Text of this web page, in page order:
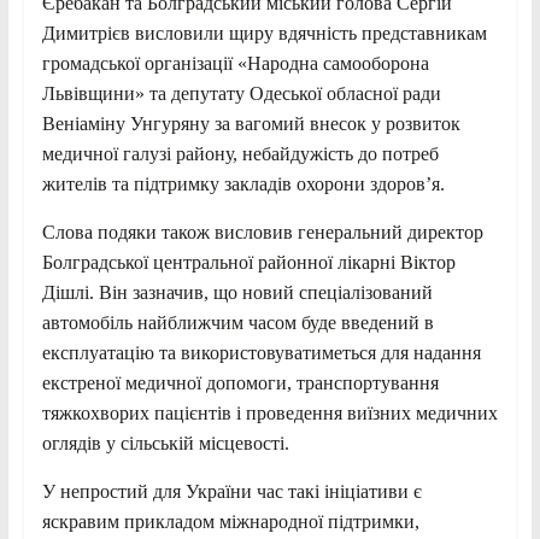
Димитрієв висловили щиру вдячність представникам
громадської організації «Народна самооборона
Львівщини» та депутату Одеської обласної ради
Веніаміну Унгуряну за вагомий внесок у розвиток
медичної галузі району, небайдужість до потреб
жителів та підтримку закладів охорони здоров’я.
Слова подяки також висловив генеральний директор
Болградської центральної районної лікарні Віктор
Дішлі. Він зазначив, що новий спеціалізований
автомобіль найближчим часом буде введений в
експлуатацію та використовуватиметься для надання
екстреної медичної допомоги, транспортування
тяжкохворих пацієнтів і проведення виїзних медичних
оглядів у сільській місцевості.
У непростий для України час такі ініціативи є
яскравим прикладом міжнародної підтримки,